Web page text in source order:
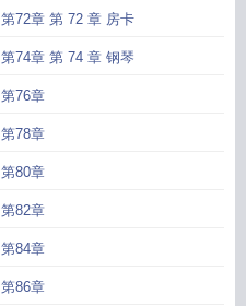
第72章 第 72 章 房卡
第74章 第 74 章 钢琴
第76章
第78章
第80章
第82章
第84章
第86章